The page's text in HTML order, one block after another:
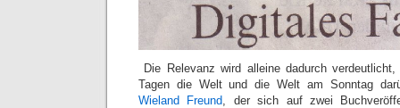
Die Relevanz wird alleine dadurch
Tagen die Welt und die Welt am Sonntag
Wieland Freund , der sich auf zwei